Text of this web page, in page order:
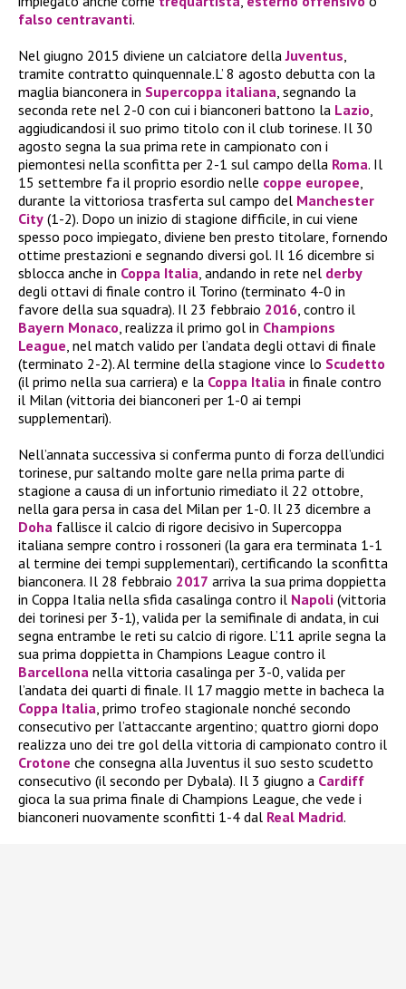
falso centravanti.
Nel giugno 2015 diviene un calciatore dellaJuventus
tramite contratto quinquennale.L’ 8 agosto debutta con la
maglia bianconera in Supercoppa italiana , segnando la
seconda rete nel 2-0 con cui i bianconeri battono la Lazio
aggiudicandosi il suo primo titolo con il club torinese. Il 30
agosto segna la sua prima rete in campionato con i
piemontesi nella sconfitta per 2-1 sul campo della Roma. Il
15 settembre fa il proprio esordio nelle coppe europee
durante la vittoriosa trasferta sul campo del Manchester
City (1-2). Dopo un inizio di stagione difficile, in cui viene
spesso poco impiegato, diviene ben presto titolare, fornendo
ottime prestazioni e segnando diversi gol. Il 16 dicembre si
sblocca anche in Coppa Italia , andando in rete nel derby
degli ottavi di finale contro il Torino (terminato 4-0 in
favore della sua squadra). Il 23 febbraio 2016 , contro il
Bayern Monaco , realizza il primo gol in Champions
League , nel match valido per l’andata degli ottavi di finale
(terminato 2-2). Al termine della stagione vince lo Scudetto
(il primo nella sua carriera) e la Coppa Italia in finale contro
il Milan (vittoria dei bianconeri per 1-0 ai tempi
supplementari).
Nell’annata successiva si conferma punto di forza dell’undici
torinese, pur saltando molte gare nella prima parte di
stagione a causa di un infortunio rimediato il 22 ottobre,
nella gara persa in casa del Milan per 1-0. Il 23 dicembre a
Doha fallisce il calcio di rigore decisivo in Supercoppa
italiana sempre contro i rossoneri (la gara era terminata 1-1
al termine dei tempi supplementari), certificando la sconfitta
bianconera. Il 28 febbraio 2017 arriva la sua prima doppietta
in Coppa Italia nella sfida casalinga contro il Napoli (vittoria
dei torinesi per 3-1), valida per la semifinale di andata, in cui
segna entrambe le reti su calcio di rigore. L’11 aprile segna la
sua prima doppietta in Champions League contro il
Barcellona nella vittoria casalinga per 3-0, valida per
l’andata dei quarti di finale. Il 17 maggio mette in bacheca la
Coppa Italia , primo trofeo stagionale nonché secondo
consecutivo per l’attaccante argentino; quattro giorni dopo
realizza uno dei tre gol della vittoria di campionato contro il
Crotone che consegna alla Juventus il suo sesto scudetto
consecutivo (il secondo per Dybala). Il 3 giugno a Cardiff
gioca la sua prima finale di Champions League, che vede i
bianconeri nuovamente sconfitti 1-4 dal Real Madrid.